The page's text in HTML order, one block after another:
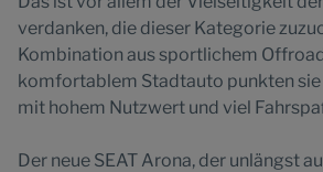
verdanken, die dieser Kategorie
Kombination aus sportlichem
komfortablem Stadtauto punkten
mit hohem Nutzwert und viel
Der neue SEAT Arona, der unlängst